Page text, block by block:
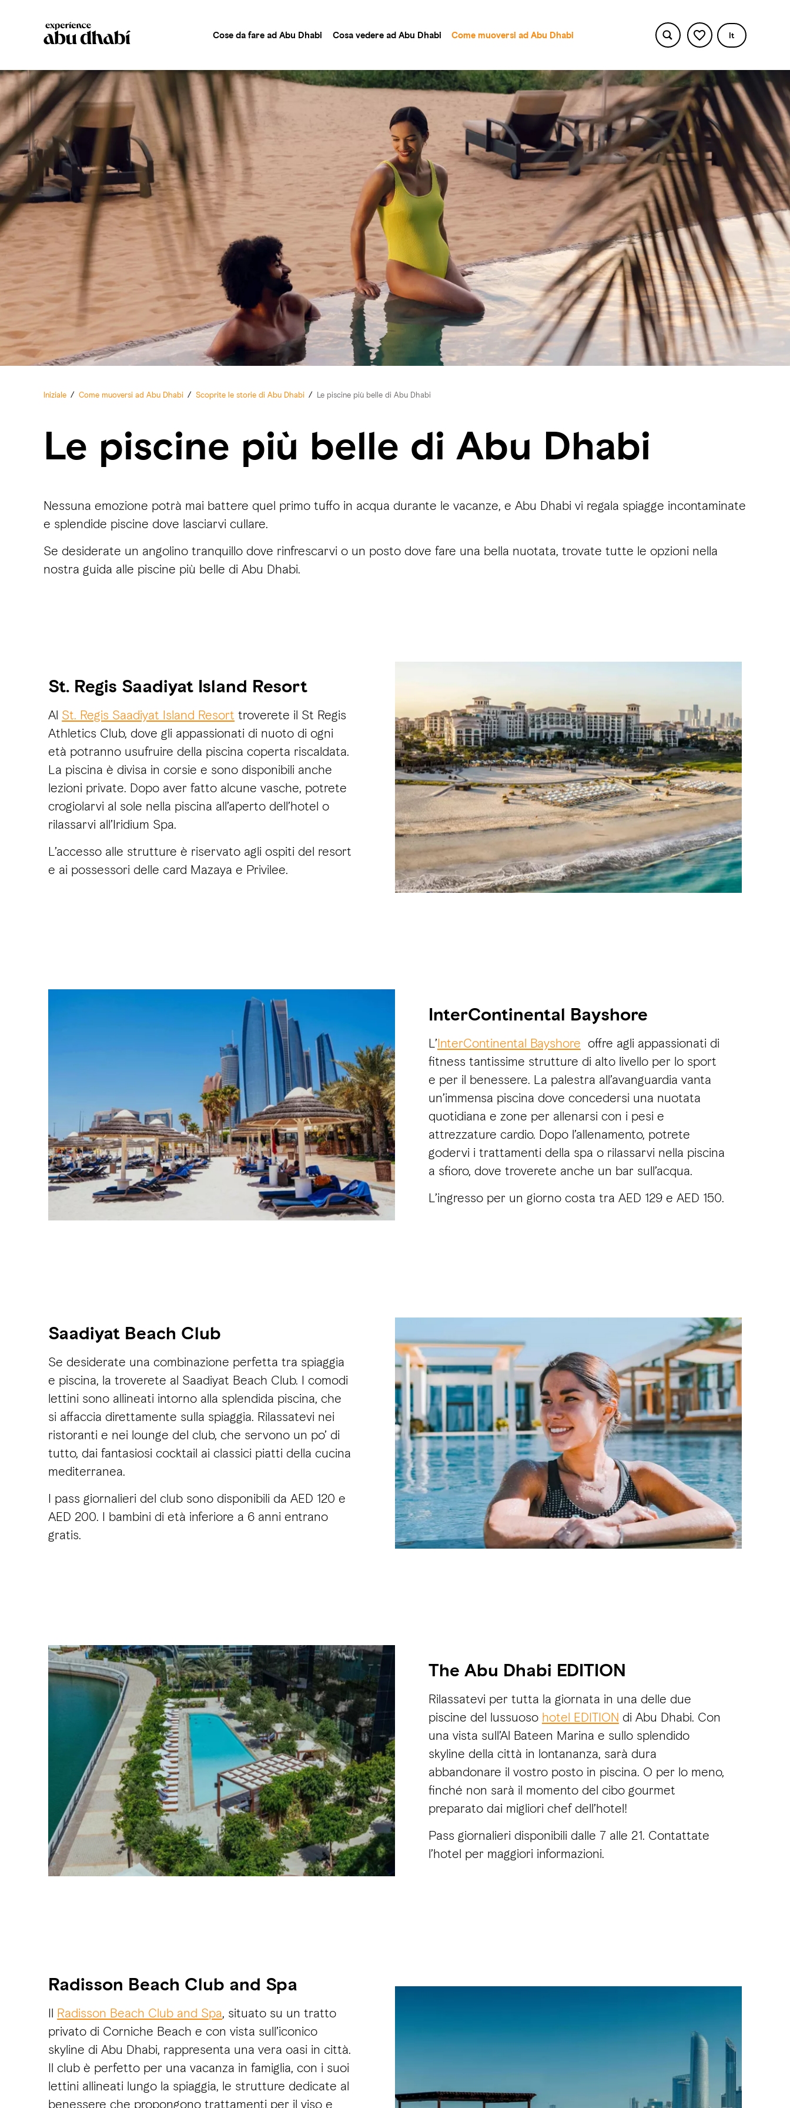
Cose da fare ad Abu Dhabi Cosa vedere ad Abu Dhabi Come muoversi ad Abu Dhabi It
Iniziale / Come muoversi ad Abu Dhabi / Scoprite le storie di Abu Dhabi / Le piscine più belle di Abu Dhabi
Le piscine più belle di Abu Dhabi
Nessuna emozione potrà mai battere quel primo tuffo in acqua durante le vacanze, e Abu Dhabi vi regala spiagge incontaminate
e splendide piscine dove lasciarvi cullare.
Se desiderate un angolino tranquillo dove rinfrescarvi o un posto dove fare una bella nuotata, trovate tutte le opzioni nella
nostra guida alle piscine più belle di Abu Dhabi.
St. Regis Saadiyat Island Resort
Al St. Regis Saadiyat Island Resort troverete il St Regis
Athletics Club, dove gli appassionati di nuoto di ogni
età potranno usufruire della piscina coperta riscaldata.
La piscina è divisa in corsie e sono disponibili anche
lezioni private. Dopo aver fatto alcune vasche, potrete
crogiolarvi al sole nella piscina all’aperto dell’hotel o
rilassarvi all’Iridium Spa.
L’accesso alle strutture è riservato agli ospiti del resort
e ai possessori delle card Mazaya e Privilee.
InterContinental Bayshore
L’InterContinental Bayshore offre agli appassionati di
fitness tantissime strutture di alto livello per lo sport
e per il benessere. La palestra all’avanguardia vanta
un’immensa piscina dove concedersi una nuotata
quotidiana e zone per allenarsi con i pesi e
attrezzature cardio. Dopo l’allenamento, potrete
godervi i trattamenti della spa o rilassarvi nella piscina
a sfioro, dove troverete anche un bar sull’acqua.
L’ingresso per un giorno costa tra AED 129 e AED 150.
Saadiyat Beach Club
Se desiderate una combinazione perfetta tra spiaggia
e piscina, la troverete al Saadiyat Beach Club. I comodi
lettini sono allineati intorno alla splendida piscina, che
si affaccia direttamente sulla spiaggia. Rilassatevi nei
ristoranti e nei lounge del club, che servono un po’ di
tutto, dai fantasiosi cocktail ai classici piatti della cucina
mediterranea.
I pass giornalieri del club sono disponibili da AED 120 e
AED 200. I bambini di età inferiore a 6 anni entrano
gratis.
The Abu Dhabi EDITION
Rilassatevi per tutta la giornata in una delle due
piscine del lussuoso hotel EDITION di Abu Dhabi. Con
una vista sull’Al Bateen Marina e sullo splendido
skyline della città in lontananza, sarà dura
abbandonare il vostro posto in piscina. O per lo meno,
finché non sarà il momento del cibo gourmet
preparato dai migliori chef dell’hotel!
Pass giornalieri disponibili dalle 7 alle 21. Contattate
l’hotel per maggiori informazioni.
Radisson Beach Club and Spa
Il Radisson Beach Club and Spa, situato su un tratto
privato di Corniche Beach e con vista sull’iconico
skyline di Abu Dhabi, rappresenta una vera oasi in città.
Il club è perfetto per una vacanza in famiglia, con i suoi
lettini allineati lungo la spiaggia, le strutture dedicate al
benessere che propongono trattamenti per il viso e